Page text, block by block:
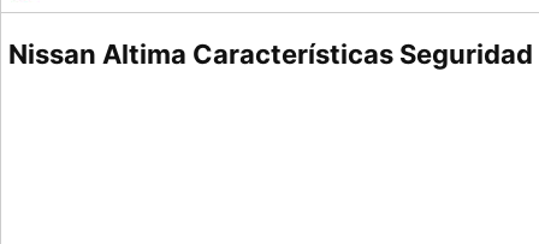
Nissan Altima Características Seguridad